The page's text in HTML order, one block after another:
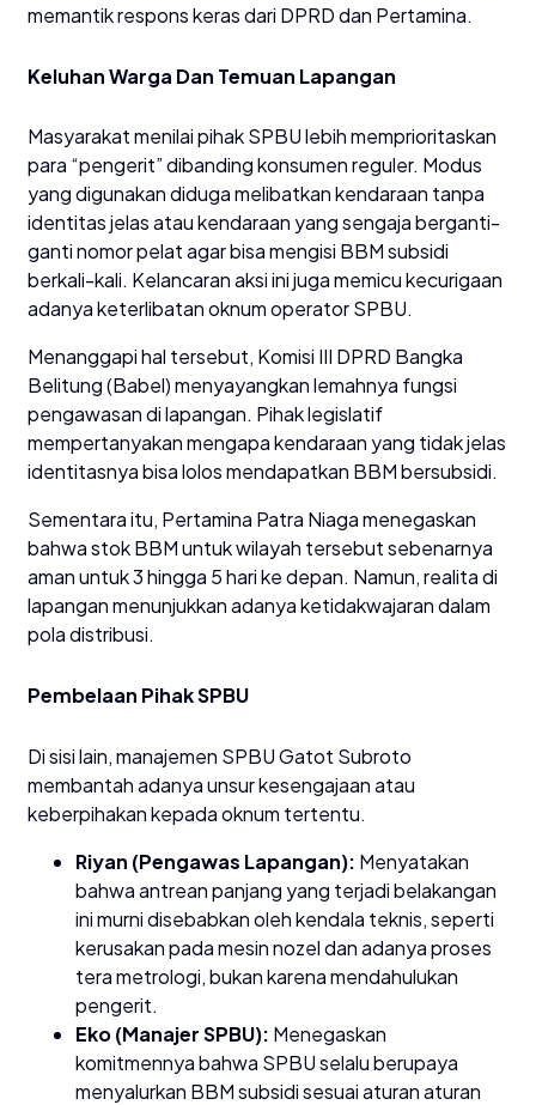
memantik respons keras dari DPRD dan Pertamina.
​Keluhan Warga Dan Temuan Lapangan
​Masyarakat menilai pihak SPBU lebih memprioritaskan
para “pengerit” dibanding konsumen reguler. Modus
yang digunakan diduga melibatkan kendaraan tanpa
identitas jelas atau kendaraan yang sengaja berganti-
ganti nomor pelat agar bisa mengisi BBM subsidi
berkali-kali. Kelancaran aksi ini juga memicu kecurigaan
adanya keterlibatan oknum operator SPBU.
​Menanggapi hal tersebut, Komisi III DPRD Bangka
Belitung (Babel) menyayangkan lemahnya fungsi
pengawasan di lapangan. Pihak legislatif
mempertanyakan mengapa kendaraan yang tidak jelas
identitasnya bisa lolos mendapatkan BBM bersubsidi.
​Sementara itu, Pertamina Patra Niaga menegaskan
bahwa stok BBM untuk wilayah tersebut sebenarnya
aman untuk 3 hingga 5 hari ke depan. Namun, realita di
lapangan menunjukkan adanya ketidakwajaran dalam
pola distribusi.
​Pembelaan Pihak SPBU
​Di sisi lain, manajemen SPBU Gatot Subroto
membantah adanya unsur kesengajaan atau
keberpihakan kepada oknum tertentu.
Riyan (Pengawas Lapangan): Menyatakan
bahwa antrean panjang yang terjadi belakangan
ini murni disebabkan oleh kendala teknis, seperti
kerusakan pada mesin nozel dan adanya proses
tera metrologi, bukan karena mendahulukan
pengerit.
Eko (Manajer SPBU): Menegaskan
komitmennya bahwa SPBU selalu berupaya
menyalurkan BBM subsidi sesuai aturan aturan